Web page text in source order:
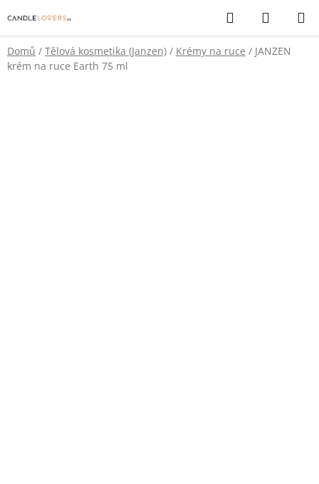
na
obsah
Hledat
KOŠÍK
Domů / Tělová kosmetika (Janzen) / Krémy na ruce / JANZEN
krém na ruce Earth 75 ml